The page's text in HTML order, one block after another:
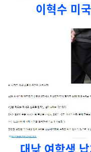
이혁수 미
대낮 여학생